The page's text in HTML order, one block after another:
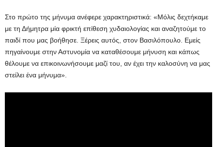
Στο πρώτο της μήνυμα ανέφερε χαρακτηριστικά: «Μόλις δεχτήκαμε
με τη Δήμητρα μία φρικτή επίθεση χυδαιολογίας και αναζητούμε το
παιδί που μας βοήθησε. Ξέρεις αυτός, στον Βασιλόπουλο. Εμείς
πηγαίνουμε στην Αστυνομία να καταθέσουμε μήνυση και κάπως
θέλουμε να επικοινωνήσουμε μαζί του, αν έχει την καλοσύνη να μας
στείλει ένα μήνυμα».